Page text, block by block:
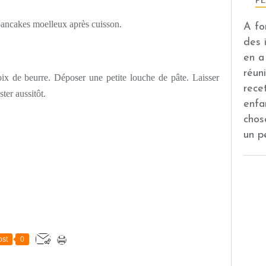
moelleux après cuisson.
de beurre. Déposer une petite louche de pâte. Laisser
aussitôt.
0
A
des
en
un